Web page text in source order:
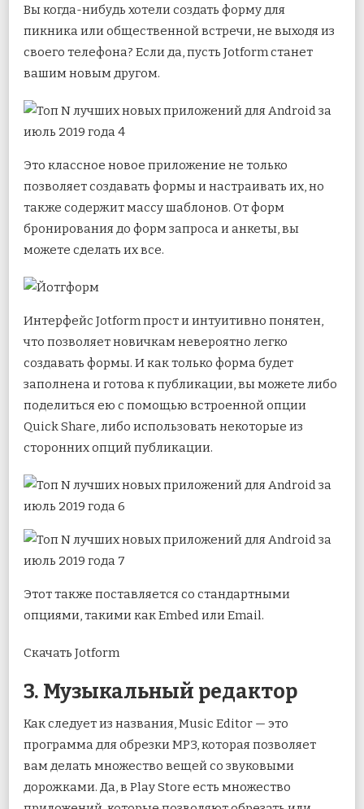
Вы когда-нибудь хотели создать форму для
пикника или общественной встречи, не выходя из
своего телефона? Если да, пусть Jotform станет
вашим новым другом.
Это классное новое приложение не только
позволяет создавать формы и настраивать их, но
также содержит массу шаблонов. От форм
бронирования до форм запроса и анкеты, вы
можете сделать их все.
Интерфейс Jotform прост и интуитивно понятен,
что позволяет новичкам невероятно легко
создавать формы. И как только форма будет
заполнена и готова к публикации, вы можете либо
поделиться ею с помощью встроенной опции
Quick Share, либо использовать некоторые из
сторонних опций публикации.
Этот также поставляется со стандартными
опциями, такими как Embed или Email.
Скачать Jotform
3. Музыкальный редактор
Как следует из названия, Music Editor — это
программа для обрезки MP3, которая позволяет
вам делать множество вещей со звуковыми
дорожками. Да, в Play Store есть множество